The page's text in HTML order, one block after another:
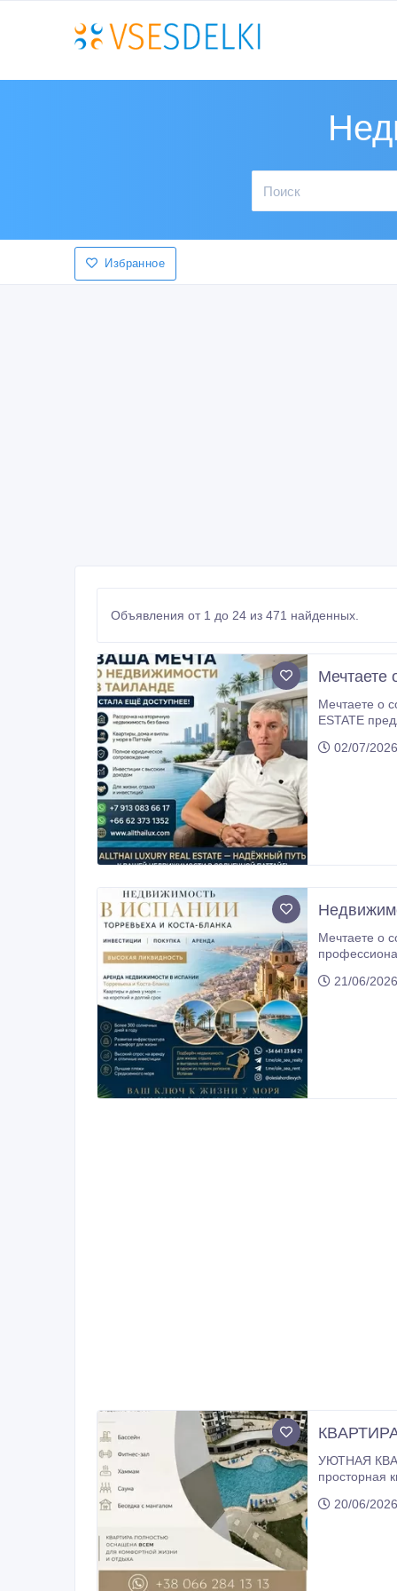
Избранное
Объявления от 1 до 24 из 471 найденных.
Мечтаете
Мечтаете о
ESTATE
02/07/
Мечтаете о
возможность
21/06/
УЮТНАЯ КВАРТИРА В АРЕНДУ В
просторная
жизни и отдыха Уютная планировка 2 спальни + гостиная Кухня с техникой и всем необходимым
20/06/